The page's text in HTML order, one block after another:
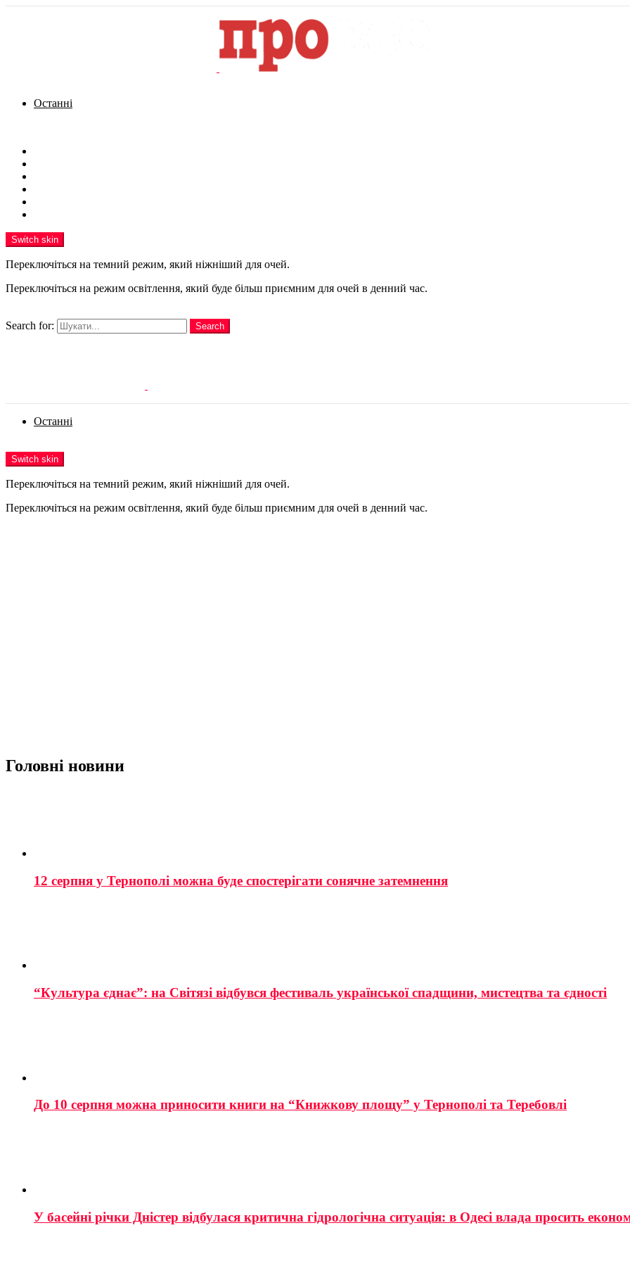
Останні
Switch skin
Переключіться на темний режим, який ніжніший для очей.
Переключіться на режим освітлення, який буде більш приємним для очей в денний час.
Search for:
Search
Останні
Switch skin
Переключіться на темний режим, який ніжніший для очей.
Переключіться на режим освітлення, який буде більш приємним для очей в денний час.
Головні новини
12 серпня у Тернополі можна буде спостерігати сонячне затемнення
“Культура єднає”: на Світязі відбувся фестиваль української спадщини, мистецтва та єдності
До 10 серпня можна приносити книги на “Книжкову площу” у Тернополі та Теребовлі
У басейні річки Дністер відбулася критична гідрологічна ситуація: в Одесі влада просить